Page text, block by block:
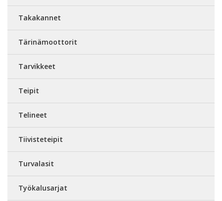
Takakannet
Tärinämoottorit
Tarvikkeet
Teipit
Telineet
Tiivisteteipit
Turvalasit
Työkalusarjat